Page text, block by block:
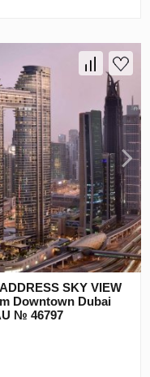
SKY VIEW
Downtown Dubai
№ 46797